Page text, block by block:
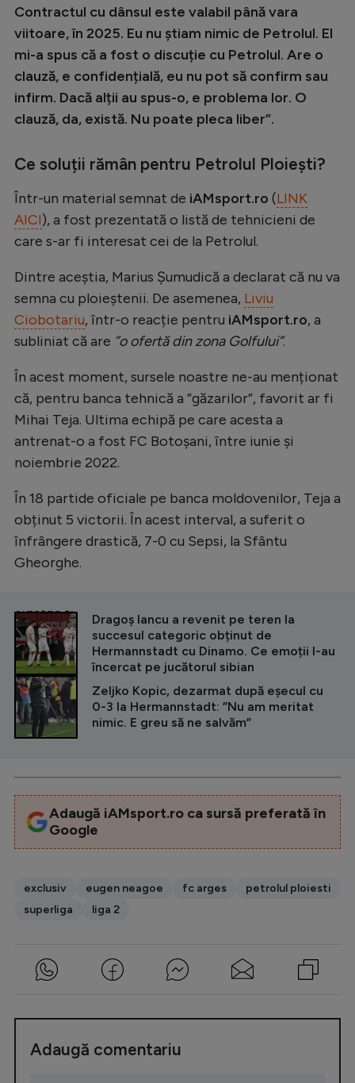
Intră în cont
Creează cont
Contractul cu dânsul este valabil până vara
viitoare, în 2025. Eu nu știam nimic de Petrolul. El
mi-a spus că a fost o discuție cu Petrolul. Are o
clauză, e confidențială, eu nu pot să confirm sau
infirm. Dacă alții au spus-o, e problema lor. O
clauză, da, există. Nu poate pleca liber”.
Ce soluții rămân pentru Petrolul Ploiești?
Într-un material semnat de iAMsport.ro (LINK
AICI), a fost prezentată o listă de tehnicieni de
care s-ar fi interesat cei de la Petrolul.
Dintre aceștia, Marius Șumudică a declarat că nu va
semna cu ploieștenii. De asemenea, Liviu
Ciobotariu, într-o reacție pentru iAMsport.ro, a
subliniat că are ”o ofertă din zona Golfului”.
În acest moment, sursele noastre ne-au menționat
că, pentru banca tehnică a ”găzarilor”, favorit ar fi
Mihai Teja. Ultima echipă pe care acesta a
antrenat-o a fost FC Botoșani, între iunie și
noiembrie 2022.
În 18 partide oficiale pe banca moldovenilor, Teja a
obținut 5 victorii. În acest interval, a suferit o
înfrângere drastică, 7-0 cu Sepsi, la Sfântu
Gheorghe.
CITEȘTE ȘI
Dragoș Iancu a revenit pe teren la
succesul categoric obținut de
Hermannstadt cu Dinamo. Ce emoții l-au
încercat pe jucătorul sibian
Zeljko Kopic, dezarmat după eșecul cu
0-3 la Hermannstadt: ”Nu am meritat
nimic. E greu să ne salvăm”
Adaugă iAMsport.ro ca sursă preferată în
Google
exclusiv eugen neagoe fc arges
petrolul ploiesti
superliga
liga 2
Adaugă comentariu